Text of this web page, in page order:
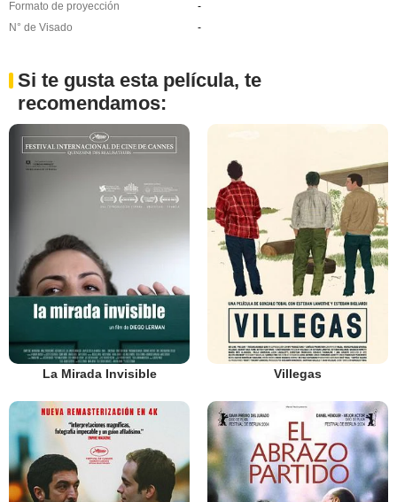
Formato de proyección
-
N° de Visado
-
Si te gusta esta película, te
recomendamos:
La Mirada Invisible Villegas